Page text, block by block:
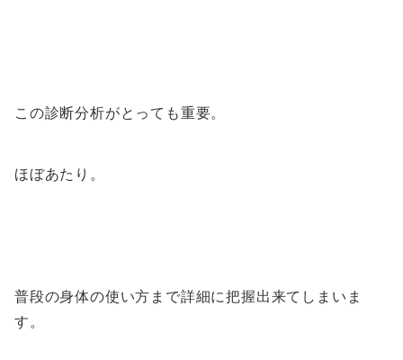
この診断分析がとっても重要。
ほぼあたり。
普段の身体の使い方まで詳細に把握出来てしまいま
す。